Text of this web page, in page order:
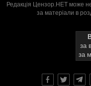
Редакція Цензор.НЕТ може не
за матеріали в
за
за